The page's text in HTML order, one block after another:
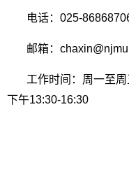
电话：025-
邮箱：
工作时间：周一至
下午13:30-16:30